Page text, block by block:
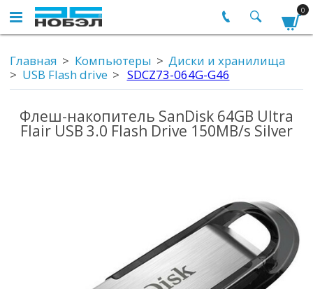
0
Главная Компьютеры
Диски и хранилища
USB Flash drive
SDCZ73-064G-G46
Флеш-накопитель SanDisk 64GB Ultra
Flair USB 3.0 Flash Drive 150MB/s Silver